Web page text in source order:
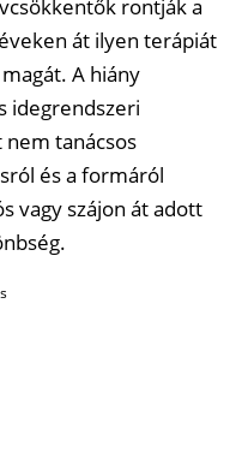
rontják a
át ilyen terápiát
A hiány
idegrendszeri
tanácsos
és a formáról
vagy szájon át adott